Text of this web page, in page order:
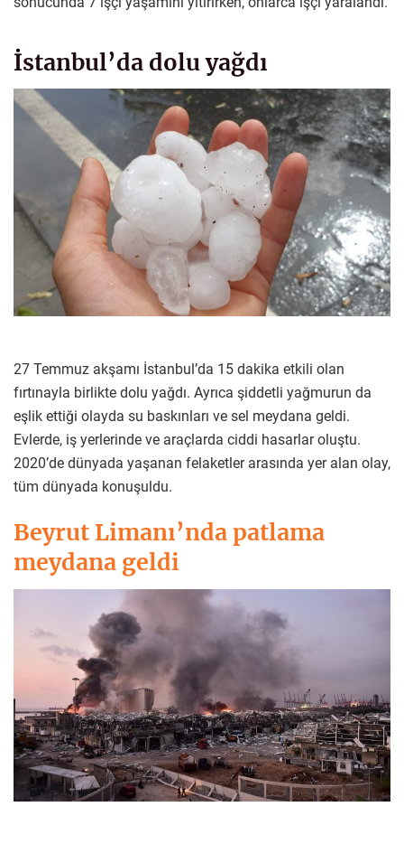
İstanbul’da dolu yağdı
27 Temmuz akşamı İstanbul’da 15 dakika etkili olan
fırtınayla birlikte dolu yağdı. Ayrıca şiddetli yağmurun da
eşlik ettiği olayda su baskınları ve sel meydana geldi.
Evlerde, iş yerlerinde ve araçlarda ciddi hasarlar oluştu.
2020’de dünyada yaşanan felaketler arasında yer alan olay,
tüm dünyada konuşuldu.
Beyrut Limanı’nda patlama
meydana geldi